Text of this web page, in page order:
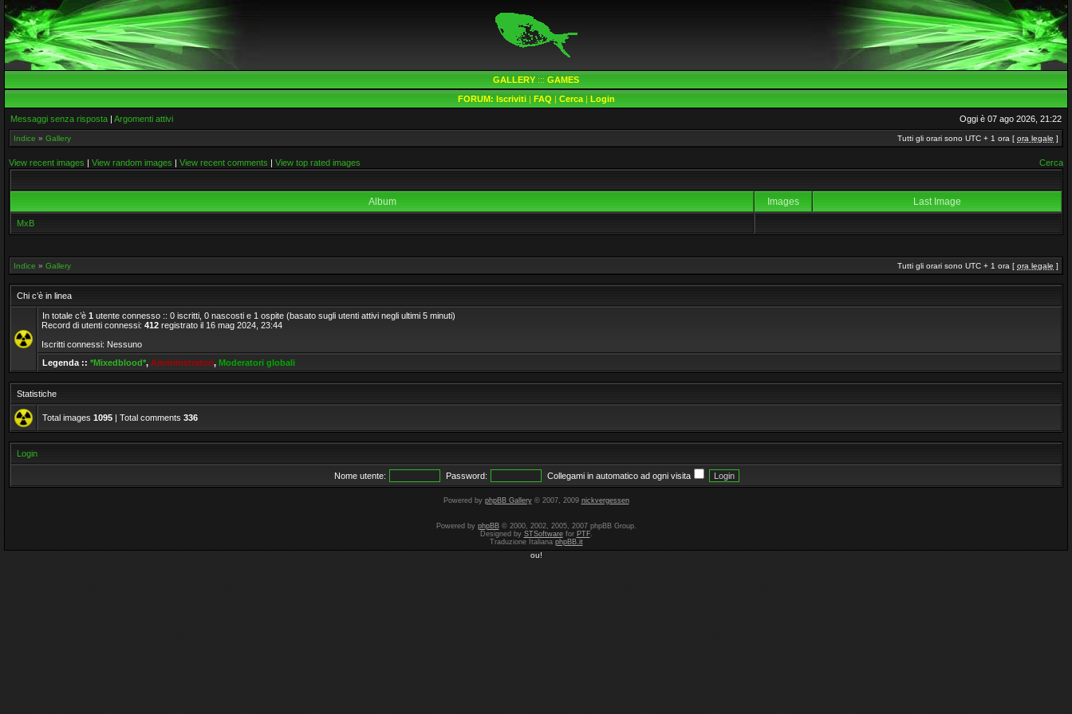
GALLERY ::: GAMES
FORUM: Iscriviti| FAQ | Cerca| Login
Messaggi senza risposta | Argomenti attivi Oggi è 07 ago 2026, 21:22
Indice » Gallery Tutti gli orari sono UTC + 1 ora [ ora legale ]
View recent images | View random images | View recent comments | View top rated images Cerca
Album Images Last Image
MxB
Indice » Gallery Tutti gli orari sono UTC + 1 ora [ ora legale ]
Chi c’è in linea
In totale c’è 1 utente connesso :: 0 iscritti, 0 nascosti e 1 ospite (basato sugli utenti attivi negli ultimi 5 minuti)
Record di utenti connessi: 412 registrato il 16 mag 2024, 23:44
Iscritti connessi: Nessuno
Legenda :: *Mixedblood*, Amministratori, Moderatori globali
Statistiche
Total images 1095 | Total comments 336
Login
Nome utente: Password: Collegami in automatico ad ogni visita
Powered by phpBB Gallery© 2007, 2009 nickvergessen
Powered by phpBB© 2000, 2002, 2005, 2007 phpBB Group.
Designed by STSoftwarefor PTF.
Traduzione Italiana phpBB.it
ou!